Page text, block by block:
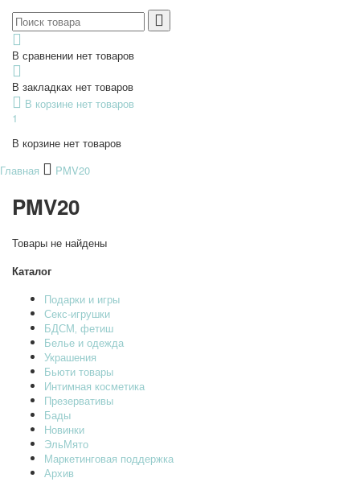
В сравнении нет товаров
В закладках нет товаров
В корзине нет товаров
1
В корзине нет товаров
Главная
PMV20
PMV20
Товары не найдены
Каталог
Подарки и игры
Секс-игрушки
БДСМ‚ фетиш
Белье и одежда
Украшения
Бьюти товары
Интимная косметика
Презервативы
Бады
Новинки
ЭльМято
Маркетинговая поддержка
Архив